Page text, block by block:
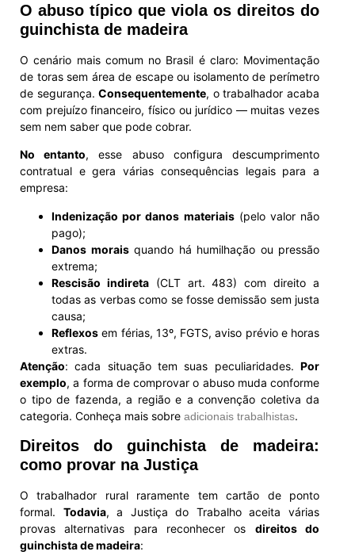
O abuso típico que viola os direitos do
guinchista de madeira
O cenário mais comum no Brasil é claro: Movimentação
de toras sem área de escape ou isolamento de perímetro
de segurança.Consequentemente, o trabalhador acaba
com prejuízo financeiro, físico ou jurídico — muitas vezes
sem nem saber que pode cobrar.
No entanto, esse abuso configura descumprimento
contratual e gera várias consequências legais para a
empresa:
Indenização por danos materiais(pelo valor não
pago);
Danos moraisquando há humilhação ou pressão
extrema;
Rescisão indireta(CLT art. 483) com direito a
todas as verbas como se fosse demissão sem justa
causa;
Reflexos em férias, 13º, FGTS, aviso prévio e horas
extras.
Atenção: cada situação tem suas peculiaridades. Por
exemplo, a forma de comprovar o abuso muda conforme
o tipo de fazenda, a região e a convenção coletiva da
categoria. Conheça mais sobre adicionais trabalhistas.
Direitos do guinchista de madeira:
como provar na Justiça
O trabalhador rural raramente tem cartão de ponto
formal. Todavia, a Justiça do Trabalho aceita várias
provas alternativas para reconhecer os direitos do
guinchista de madeira: